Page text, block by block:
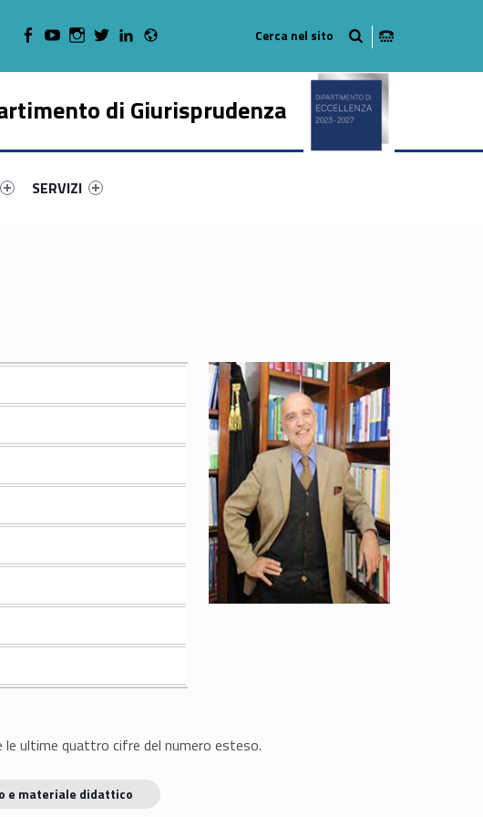
di Giurisprudenza
primary-55687-50
Link identifier #link-menu-primary-7612-62
SERVIZI
WebMan on Facebook
WebMan on YoutubeWebMan on Instagram
WebMan on TwitterWebMan on LinkedIn
le ultime quattro cifre del numero esteso.
e materiale didattico